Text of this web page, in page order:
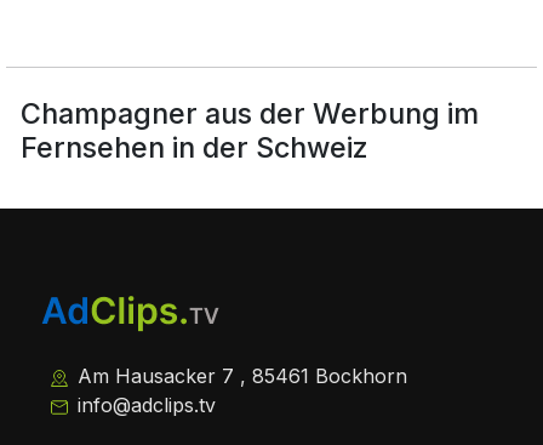
Champagner aus der Werbung im
Fernsehen in der Schweiz
Am Hausacker 7 , 85461 Bockhorn
info@adclips.tv